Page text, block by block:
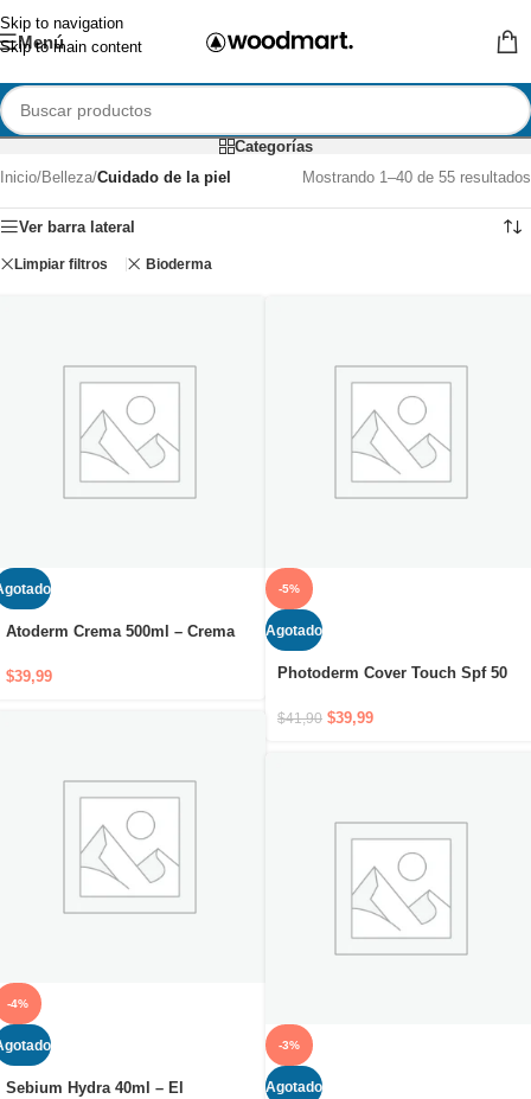
Skip to navigation
Skip to main content
Menú
Categorías
Inicio/Belleza/Cuidado de la piel Mostrando 1–40 de 55 resultados
Ver barra lateral
Limpiar filtros Bioderma
Atoderm Crema 500ml – Crema
nutritivo y protector
$39,99
-5%
Agotado
Photoderm Cover Touch Spf 50
$41,90 $39,99
-4%
Sebium Hydra 40ml – El
-3%
Agotado